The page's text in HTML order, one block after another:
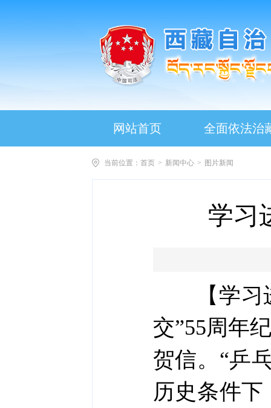
网站首页 全面依法治
当前位置： 首页 > 新闻中心 > 图片新闻
学习
【学
交”55周年
贺信。“乒
历史条件